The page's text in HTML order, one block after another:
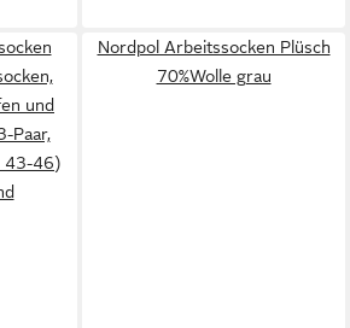
und
Paar,
43-46)
Nordpol Arbeitssocken Plüsch
70%Wolle grau